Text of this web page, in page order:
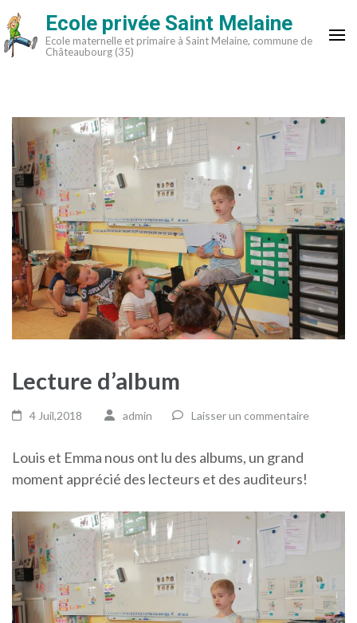
Aller
au
contenu
Ecole privée Saint Melaine
Ecole maternelle et primaire à Saint Melaine, commune de
Châteaubourg (35)
Lecture d’album
4 Juil,2018 admin Laisser un commentaire
Louis et Emma nous ont lu des albums, un grand
moment apprécié des lecteurs et des auditeurs!